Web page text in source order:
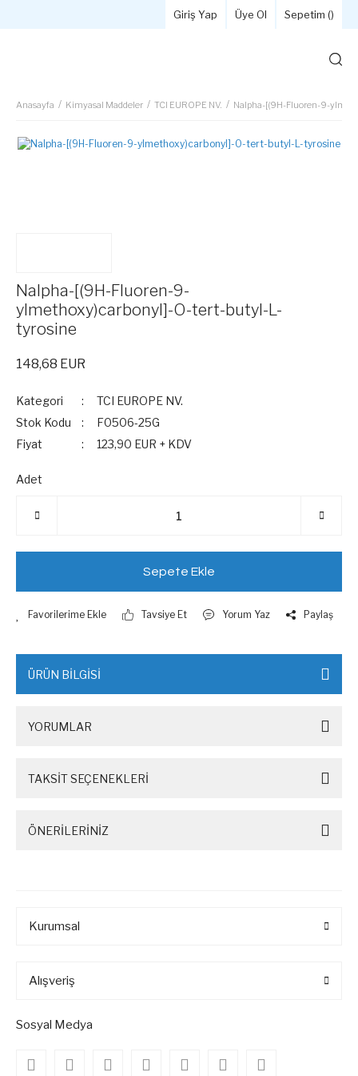
Giriş Yap Üye Ol Sepetim ()
Anasayfa Kimyasal Maddeler TCI EUROPE NV. Nalpha-[(9H-Fluoren-9-
Nalpha-[(9H-Fluoren-9-
ylmethoxy)carbonyl]-O-tert-butyl-L-
tyrosine
148,68 EUR
Kategori
TCI EUROPE NV.
Stok Kodu
F0506-25G
Fiyat
123,90 EUR + KDV
Adet
Sepete Ekle
Tavsiye Et Yorum Yaz Paylaş
ÜRÜN BİLGİSİ
YORUMLAR
TAKSİT SEÇENEKLERİ
ÖNERİLERİNİZ
Kurumsal
Alışveriş
Sosyal Medya